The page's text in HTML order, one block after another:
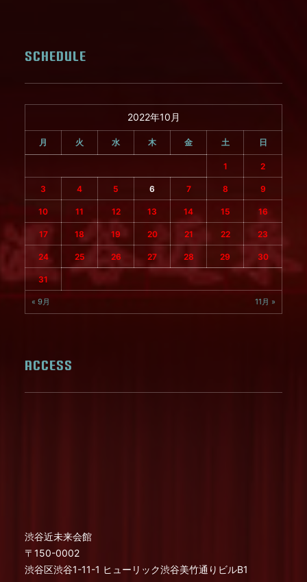
SCHEDULE
2022年10月
月 火 水 木 金 土 日
1 2
3 4 5 6 7 8 9
10 11 12 13 14 15 16
17 18 19 20 21 22 23
24 25 26 27 28 29 30
31
« 9月 11月 »
ACCESS
渋谷近未来会館
〒150-0002
渋谷区渋谷1-11-1 ヒューリック渋谷美竹通りビルB1